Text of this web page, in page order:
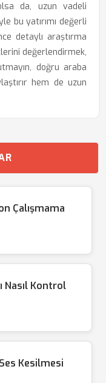
da, uzun vadeli
bu yatırımı değerli
detaylı araştırma
değerlendirmek,
doğru araba
hem de uzun
Çalışmama
Nasıl Kontrol
Kesilmesi